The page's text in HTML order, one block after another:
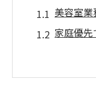
美容室
家庭優先
両立を